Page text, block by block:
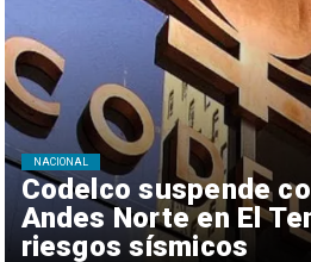
Codelco suspende
Andes Norte en El
riesgos sísmicos
NACIONAL